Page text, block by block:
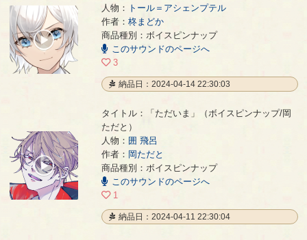
あなただけのオーロラを差し上げます
人物： トール＝アシェンプテル
作者： 柊まどか
商品種別：ボイスピンナップ
このサウンドのページへ
3
納品日：2024-04-14 22:30:03
「ただいま」（ボイスピンナップ/岡ただと）
00:00
00:05
タイトル：「ただいま」（ボイスピンナップ/岡
ただと）
人物： 囲 飛呂
作者： 岡ただと
商品種別：ボイスピンナップ
このサウンドのページへ
1
納品日：2024-04-11 22:30:04